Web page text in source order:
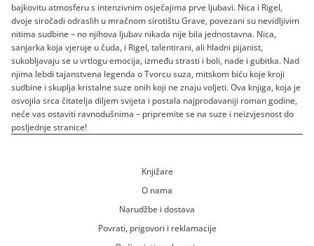
bajkovitu atmosferu s intenzivnim osjećajima prve ljubavi. Nica i Rigel,
dvoje siročadi odraslih u mračnom sirotištu Grave, povezani su nevidljivim
nitima sudbine – no njihova ljubav nikada nije bila jednostavna. Nica,
sanjarka koja vjeruje u čuda, i Rigel, talentirani, ali hladni pijanist,
sukobljavaju se u vrtlogu emocija, između strasti i boli, nade i gubitka. Nad
njima lebdi tajanstvena legenda o Tvorcu suza, mitskom biću koje kroji
sudbine i skuplja kristalne suze onih koji ne znaju voljeti. Ova knjiga, koja je
osvojila srca čitatelja diljem svijeta i postala najprodavaniji roman godine,
neće vas ostaviti ravnodušnima – pripremite se na suze i neizvjesnost do
posljednje stranice!
Knjižare
O nama
Narudžbe i dostava
Povrati, prigovori i reklamacije